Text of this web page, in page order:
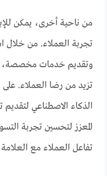
من ناحية أخرى، يمكن
تجربة العملاء. من خلال
وتقديم خدمات مخصصة،
تزيد من رضا العملاء. على
الذكاء الاصطناعي
المعزز لتحسين تجربة
تفاعل العملاء مع العلامة